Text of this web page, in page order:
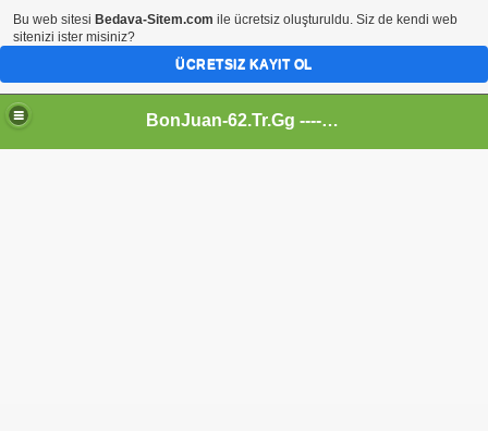
BonJuan-62.Tr.Gg ---- Alemin En Kral Sitesi
Bu web sitesi Bedava-Sitem.com ile ücretsiz oluşturuldu. Siz de kendi web
sitenizi ister misiniz?
ÜCRETSIZ KAYIT OL